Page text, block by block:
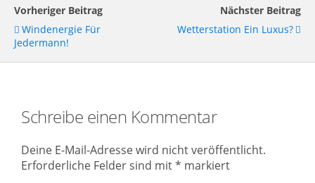
Vorheriger Beitrag
Windenergie Für
Jedermann!
Nächster Beitrag
Wetterstation Ein Luxus?
Schreibe einen Kommentar
Deine E-Mail-Adresse wird nicht veröffentlicht.
Erforderliche Felder sind mit* markiert